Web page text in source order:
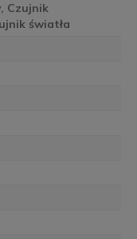
Czujnik
światła